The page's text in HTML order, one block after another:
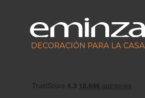
DECORACIÓN PARA LA CASA